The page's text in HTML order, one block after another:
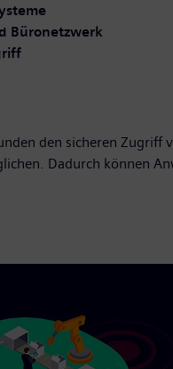
Büronetzwerk
den sicheren
Dadurch können